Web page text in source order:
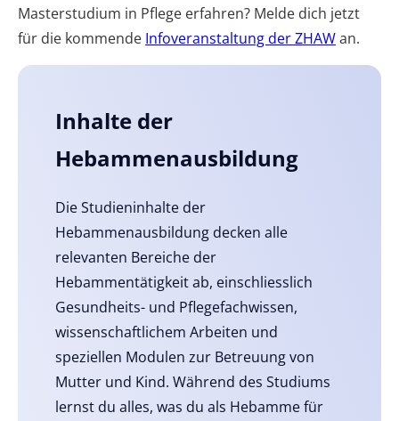
Masterstudium in Pflege erfahren? Melde dich jetzt
für die kommende Infoveranstaltung der ZHAWan.
Inhalte der
Hebammenausbildung
Die Studieninhalte der
Hebammenausbildung decken alle
relevanten Bereiche der
Hebammentätigkeit ab, einschliesslich
Gesundheits- und Pflegefachwissen,
wissenschaftlichem Arbeiten und
speziellen Modulen zur Betreuung von
Mutter und Kind. Während des Studiums
lernst du alles, was du als Hebamme für